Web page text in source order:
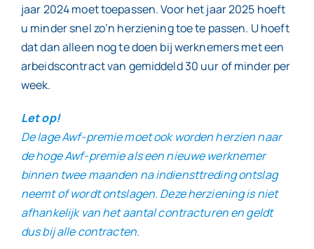
jaar 2024 moet toepassen. Voor het jaar 2025 hoeft
u minder snel zo’n herziening toe te passen. U hoeft
dat dan alleen nog te doen bij werknemers met een
arbeidscontract van gemiddeld 30 uur of minder per
week.
Let op!
De lage Awf-premie moet ook worden herzien naar
de hoge Awf-premie als een nieuwe werknemer
binnen twee maanden na indiensttreding ontslag
neemt of wordt ontslagen. Deze herziening is niet
afhankelijk van het aantal contracturen en geldt
dus bij alle contracten.